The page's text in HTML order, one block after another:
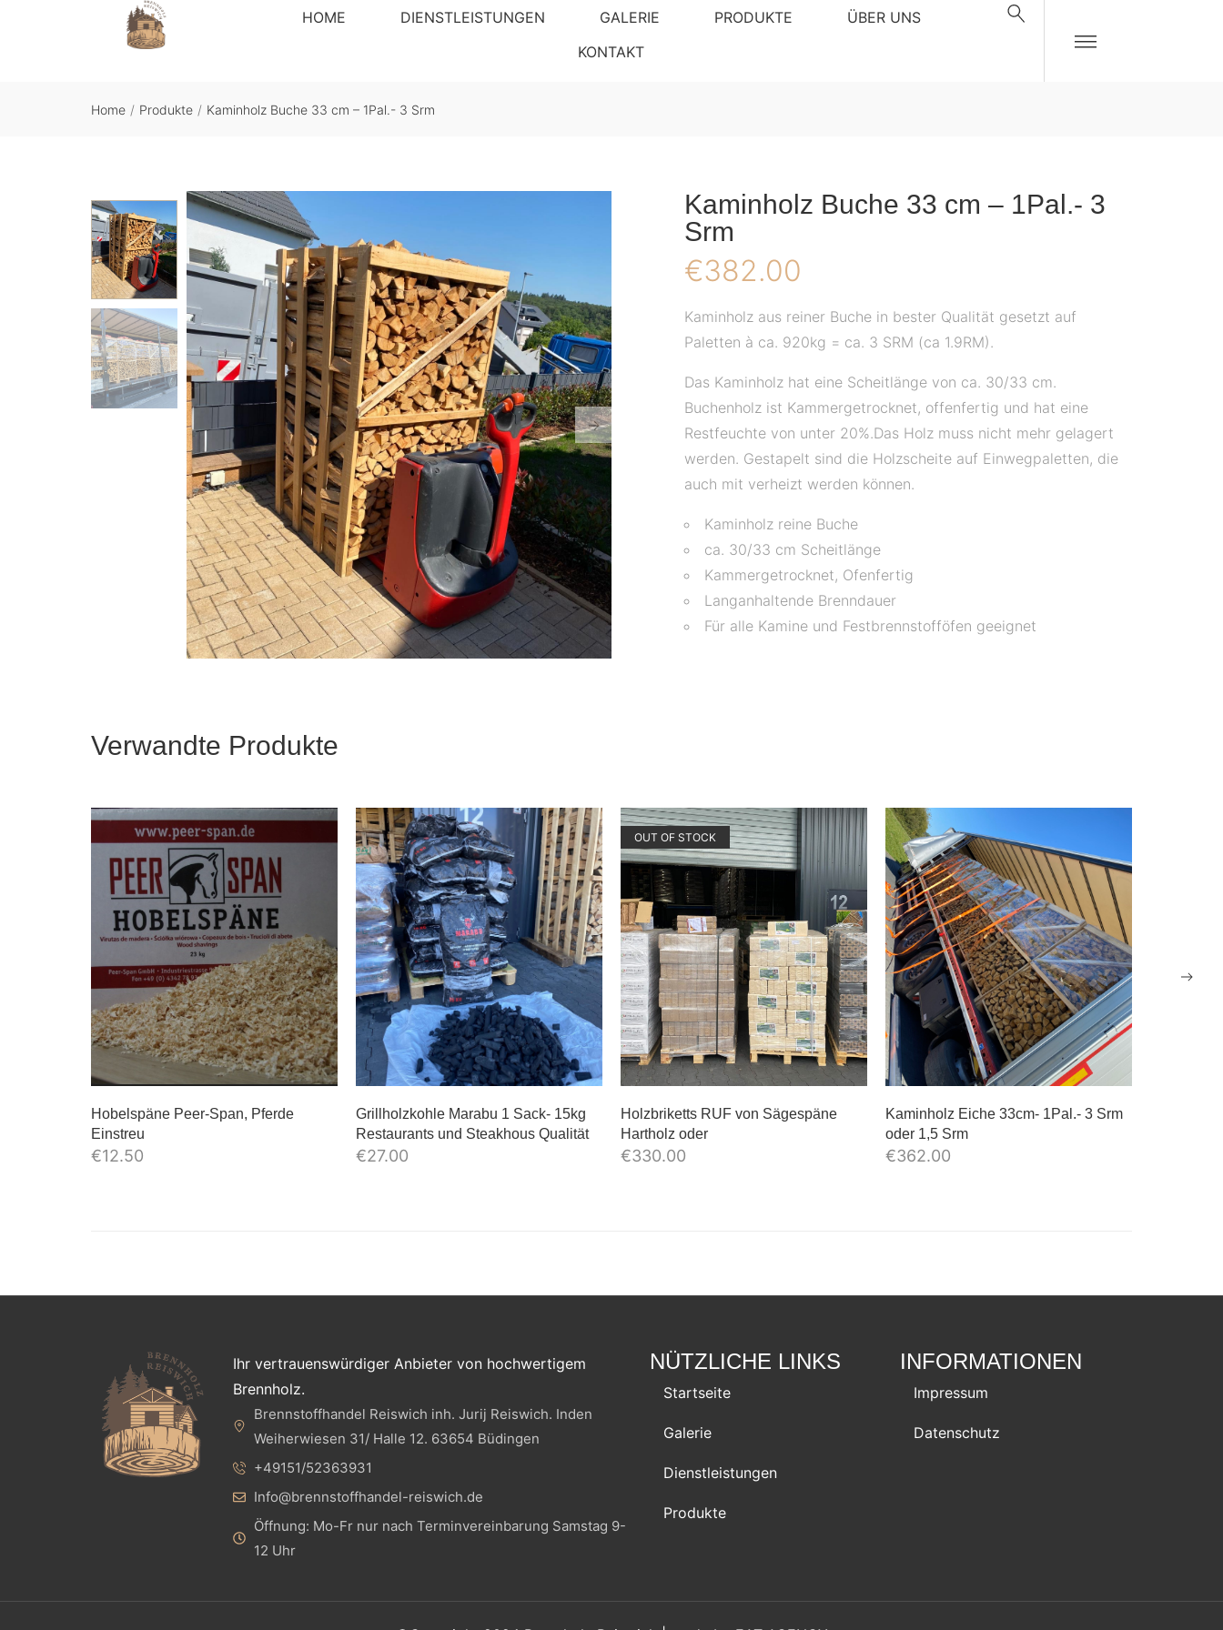
HOME DIENSTLEISTUNGEN GALERIE PRODUKTE
ÜBER UNS
KONTAKT
Home / Produkte / Kaminholz Buche 33 cm – 1Pal.- 3 Srm
Kaminholz Buche 33 cm – 1Pal.- 3
Srm
€382.00
Kaminholz aus reiner Buche in bester Qualität gesetzt auf
Paletten à ca. 920kg = ca. 3 SRM (ca 1.9RM).
Das Kaminholz hat eine Scheitlänge von ca. 30/33 cm.
Buchenholz ist Kammergetrocknet, offenfertig und hat eine
Restfeuchte von unter 20%.Das Holz muss nicht mehr gelagert
werden. Gestapelt sind die Holzscheite auf Einwegpaletten, die
auch mit verheizt werden können.
Kaminholz reine Buche
ca. 30/33 cm Scheitlänge
Kammergetrocknet, Ofenfertig
Langanhaltende Brenndauer
Für alle Kamine und Festbrennstofföfen geeignet
Verwandte Produkte
Hobelspäne Peer-Span, Pferde
Einstreu
€12.50
Grillholzkohle Marabu 1 Sack- 15kg
Restaurants und Steakhous Qualität
€27.00
OUT OF STOCK
Holzbriketts RUF von Sägespäne
Hartholz oder
€330.00
Kaminholz Eiche 33cm- 1Pal.- 3 Srm
oder 1,5 Srm
€362.00
Ihr vertrauenswürdiger Anbieter von hochwertigem
Brennholz.
Brennstoffhandel Reiswich inh. Jurij Reiswich. Inden
Weiherwiesen 31/ Halle 12. 63654 Büdingen
+49151/52363931
Info@brennstoffhandel-reiswich.de
Öffnung: Mo-Fr nur nach Terminvereinbarung Samstag 9-
12 Uhr
NÜTZLICHE LINKS
Startseite
Galerie
Dienstleistungen
Produkte
INFORMATIONEN
Impressum
Datenschutz